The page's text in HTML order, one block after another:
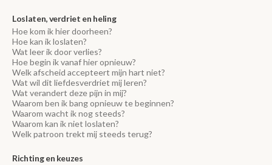
Loslaten, verdriet en heling
Hoe kom ik hier doorheen?
Hoe kan ik loslaten?
Wat leer ik door verlies?
Hoe begin ik vanaf hier opnieuw?
Welk afscheid accepteert mijn hart niet?
Wat wil dit liefdesverdriet mij leren?
Wat verandert deze pijn in mij?
Waarom ben ik bang opnieuw te beginnen?
Waarom wacht ik nog steeds?
Waarom kan ik niet loslaten?
Welk patroon trekt mij steeds terug?
Richting en keuzes